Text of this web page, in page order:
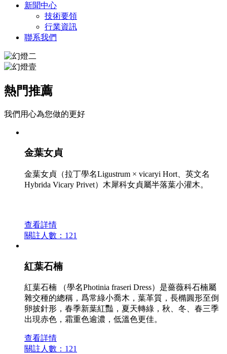
新聞中心
技術要領
行業資訊
聯系我們
熱門推薦
我們用心為您做的更好
金葉女貞
金葉女貞（拉丁學名Ligustrum × vicaryi Hort、英文名
Hybrida Vicary Privet）木犀科女貞屬半落葉小灌木。
查看詳情
關註人數：121
紅葉石楠
紅葉石楠 （學名Photinia fraseri Dress）是薔薇科石楠屬
雜交種的總稱，爲常綠小喬木，葉革質，長橢圓形至倒
卵披針形，春季新葉紅豔，夏天轉綠，秋、冬、春三季
出現赤色，霜重色逾濃，低溫色更佳。
查看詳情
關註人數：121